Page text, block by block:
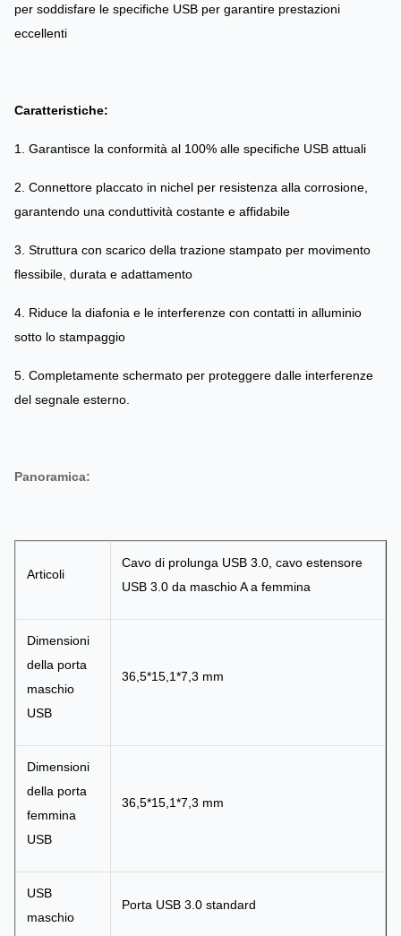
per soddisfare le specifiche USB per garantire prestazioni
eccellenti
Caratteristiche:
1. Garantisce la conformità al 100% alle specifiche USB attuali
2. Connettore placcato in nichel per resistenza alla corrosione,
garantendo una conduttività costante e affidabile
3. Struttura con scarico della trazione stampato per movimento
flessibile, durata e adattamento
4. Riduce la diafonia e le interferenze con contatti in alluminio
sotto lo stampaggio
5. Completamente schermato per proteggere dalle interferenze
del segnale esterno.
Panoramica:
Articoli
Cavo di prolunga USB 3.0, cavo estensore
USB 3.0 da maschio A a femmina
Dimensioni
della porta
maschio
USB
36,5*15,1*7,3 mm
Dimensioni
della porta
femmina
USB
36,5*15,1*7,3 mm
USB
maschio
Porta USB 3.0 standard